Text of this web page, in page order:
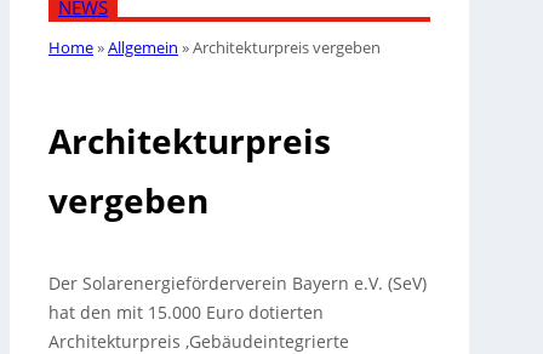
NEWS
Home»Allgemein »Architekturpreis vergeben
Architekturpreis
vergeben
Der Solarenergieförderverein Bayern e.V. (SeV)
hat den mit 15.000 Euro dotierten
Architekturpreis ‚Gebäudeintegrierte